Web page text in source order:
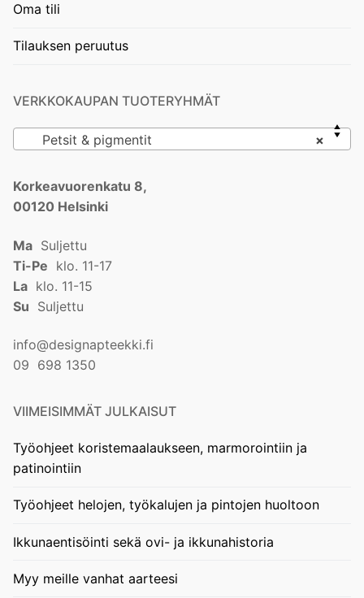
Oma tili
Tilauksen peruutus
VERKKOKAUPAN TUOTERYHMÄT
×
Petsit & pigmentit
Korkeavuorenkatu 8,
00120 Helsinki
Ma Suljettu
Ti-Pe klo. 11-17
La klo. 11-15
Su Suljettu
info@designapteekki.fi
09 698 1350
VIIMEISIMMÄT JULKAISUT
Työohjeet koristemaalaukseen, marmorointiin ja
patinointiin
Työohjeet helojen, työkalujen ja pintojen huoltoon
Ikkunaentisöinti sekä ovi- ja ikkunahistoria
Myy meille vanhat aarteesi